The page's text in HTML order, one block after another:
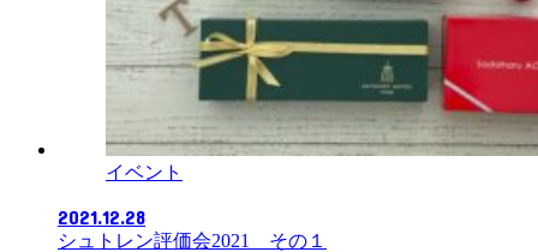
イベント
2021.12.28
シュトレン評価会2021 その１